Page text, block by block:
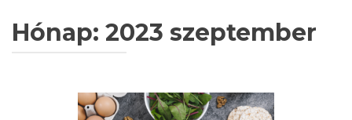
Hónap: 2023 szeptember